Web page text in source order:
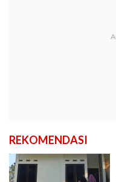
REKOMENDASI